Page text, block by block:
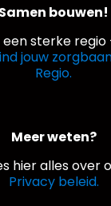
Samen bouwen!
sterke regio
jouw
Regio.
Meer weten?
hier alles over
Privacy beleid.